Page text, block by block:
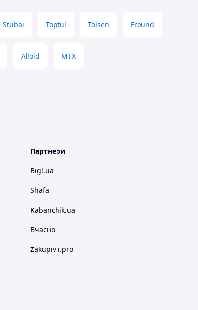
Stubai Toptul Tolsen Freund
Alloid МТХ
Партнери
Bigl.ua
Shafa
Kabanchik.ua
Вчасно
Zakupivli.pro